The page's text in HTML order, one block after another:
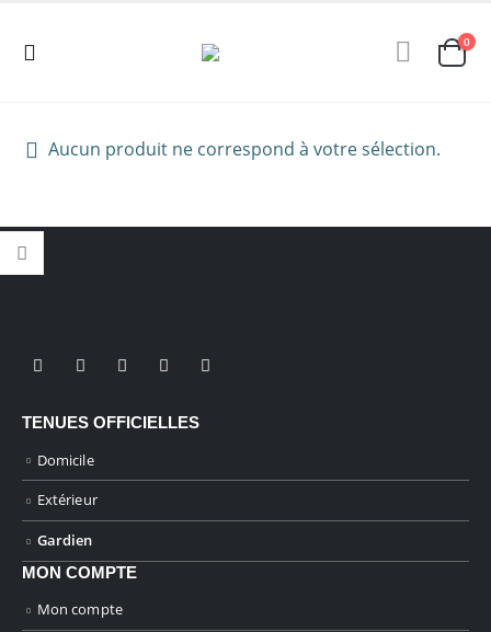
0
Aucun produit ne correspond à votre sélection.
TENUES OFFICIELLES
Domicile
Extérieur
Gardien
MON COMPTE
Mon compte